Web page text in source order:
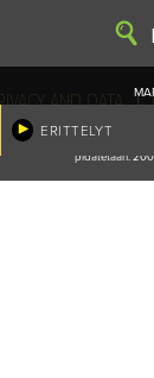
ERITTELYT
AND DATA |
tuotemerkit ovat Deere &
pidätetään.